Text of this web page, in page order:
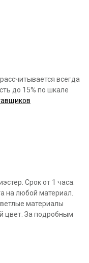
всегда
до 15% по шкале
Срок от 1 часа.
на любой материал.
материалы
цвет. За подробным